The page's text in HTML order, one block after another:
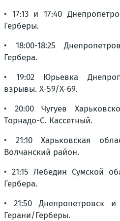
• 17:13 и 17:40
Герберы.
• 18:00-18:25
Гербера.
• 19:02 Юрьевка
взрывы. Х-59/Х-69.
• 20:00 Чугуев
Торнадо-С. Кассетный.
• 21:10 Харьковская
Волчанский район.
• 21:15 Лебедин Сумской
Гербера.
• 21:50 Днепропетровск
Герани/Герберы.